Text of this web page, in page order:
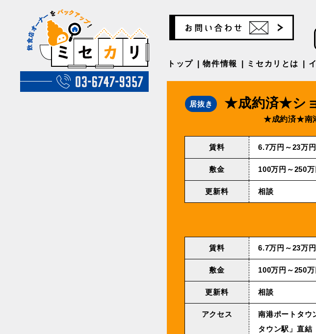
トップ 物件情報 ミセカリとは
居抜き ★成約済★ショ
★成約済★南
賃料 6.7万円～23万円
敷金 100万円～250万
更新料 相談
賃料 6.7万円～23万円
敷金 100万円～250万
更新料 相談
アクセス
南港ポートタウ
タウン駅」直結